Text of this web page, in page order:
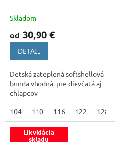
Skladom
od 30,90 €
DETAIL
Detská zateplená softshellová
bunda vhodná pre dievčatá aj
chlapcov
104 110 116 122 128
Likvidácia
skladu